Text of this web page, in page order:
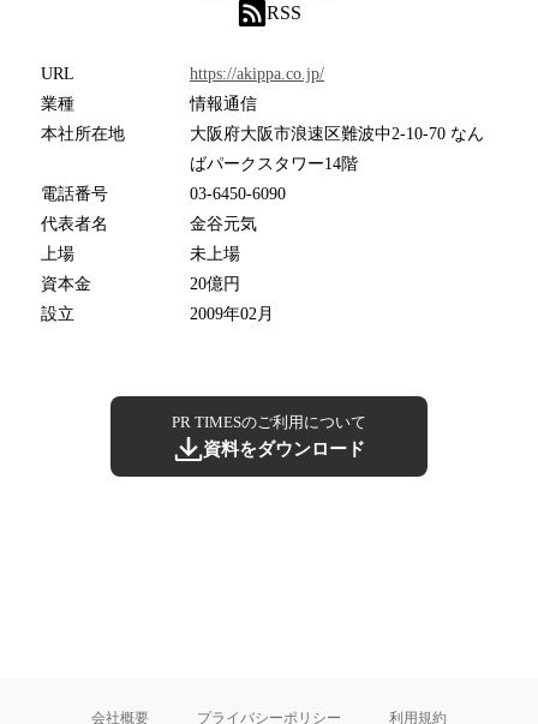
RSS
URL
https://akippa.co.jp/
業種
情報通信
本社所在地
大阪府大阪市浪速区難波中2-10-70 なん
ばパークスタワー14階
電話番号
03-6450-6090
代表者名
金谷元気
上場
未上場
資本金
20億円
設立
2009年02月
PR TIMESのご利用について
資料をダウンロード
会社概要 プライバシーポリシー 利用規約